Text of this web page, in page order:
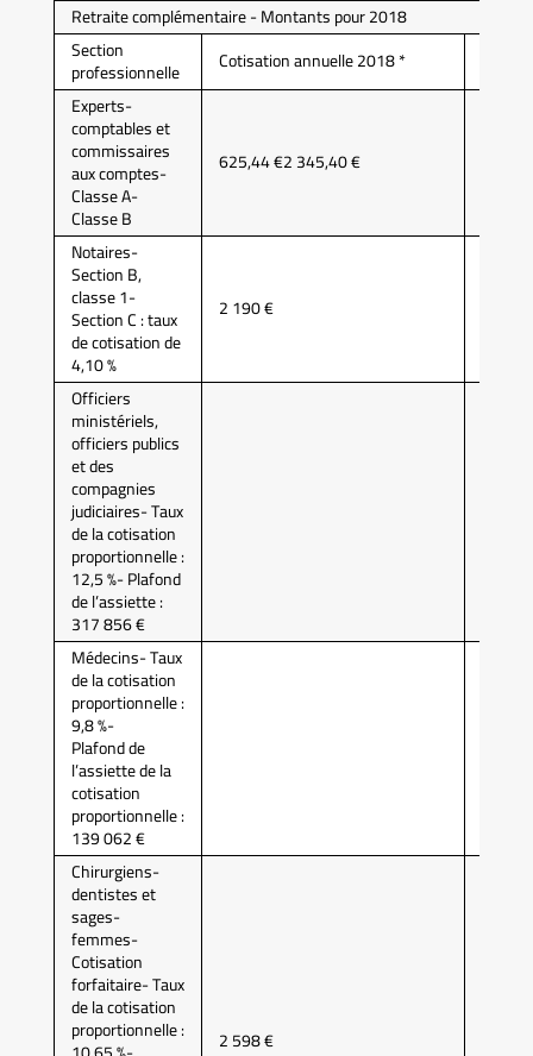
Retraite complémentaire - Montants pour 2018
Section
professionnelle Cotisation annuelle 2018 *
Experts-
comptables et
commissaires
aux comptes-
Classe A-
Classe B
625,44 €2 345,40 €
Notaires-
Section B,
classe 1-
Section C : taux
de cotisation de
4,10 %
2 190 €
Officiers
ministériels,
officiers publics
et des
compagnies
judiciaires- Taux
de la cotisation
proportionnelle :
12,5 %- Plafond
de l’assiette :
317 856 €
Médecins- Taux
de la cotisation
proportionnelle :
9,8 %-
Plafond de
l’assiette de la
cotisation
proportionnelle :
139 062 €
Chirurgiens-
dentistes et
sages-
femmes-
Cotisation
forfaitaire- Taux
de la cotisation
proportionnelle : 2 598 €